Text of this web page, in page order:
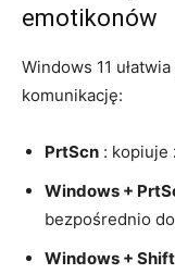
emotikonów
Windows 11
komunikację:
PrtScn : kopiuje
Windows +
bezpośrednio
Windows +